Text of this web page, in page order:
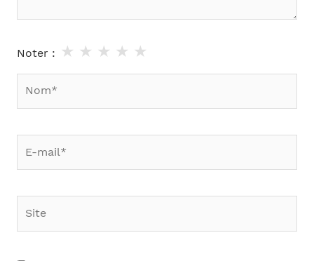
Noter : ★
★
★
★
★
mail*